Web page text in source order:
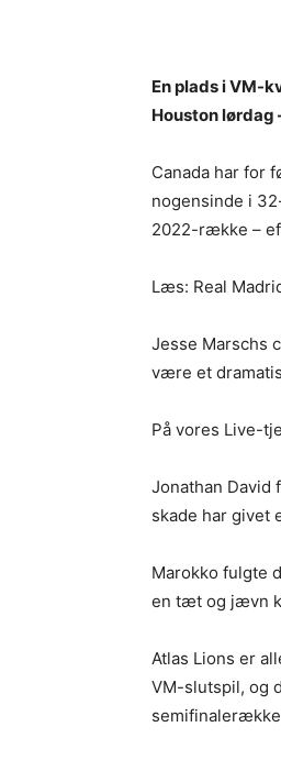
En plads i VM-
Houston lørdag
Canada har for
nogensinde i
2022-række –
Læs: Real
Jesse Marschs
være et
På vores Live-
Jonathan David
skade har givet
Marokko fulgte
en tæt og jævn
Atlas Lions er
VM-slutspil, og